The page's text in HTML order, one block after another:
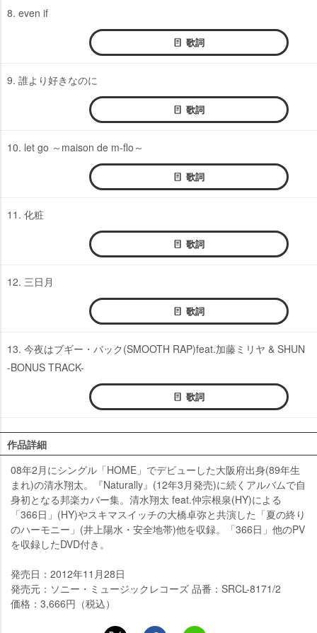
8. even if
歌詞
9. 誰より好きなのに
歌詞
10. let go ～maison de m-flo～
歌詞
11. 化粧
歌詞
12. 三日月
歌詞
13. 今夜はブギー・バック(SMOOTH RAP)feat.加藤ミリヤ & SHUN
-BONUS TRACK-
歌詞
作品詳細
08年2月にシングル「HOME」でデビューした大阪府出身(89年生
まれ)の清水翔太。『Naturally』(12年3月発売)に続くアルバムで自
身初となる邦楽カバー集。清水翔太 feat.仲宗根泉(HY)による
「366日」(HY)やスキマスイッチの大橋卓弥と共演した「夏の終り
のハーモニー」(井上陽水・安全地帯)他を収録。「366日」他のPV
を収録したDVD付き。
発売日：2012年11月28日
発売元：ソニー・ミュージックレコーズ 品番：SRCL-8171/2
価格：3,666円（税込）